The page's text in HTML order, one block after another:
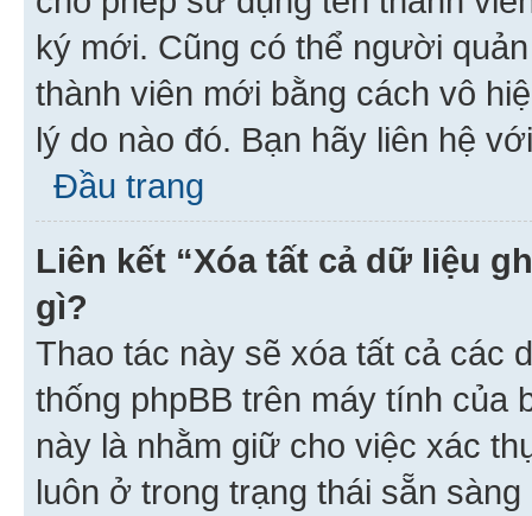
ký mới. Cũng có thể người
thành viên mới bằng cách vô
lý do nào đó. Bạn hãy liên hệ
Đầu trang
Liên kết “Xóa tất cả dữ liệu
gì?
Thao tác này sẽ xóa tất cả các
thống phpBB trên máy tính của
này là nhằm giữ cho việc xác
luôn ở trong trạng thái sẵn